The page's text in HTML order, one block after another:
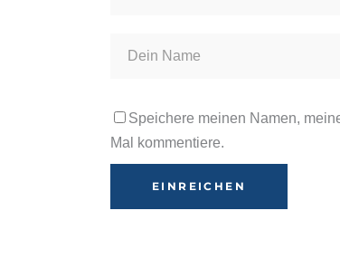
Speichere meinen Namen,
Mal kommentiere.